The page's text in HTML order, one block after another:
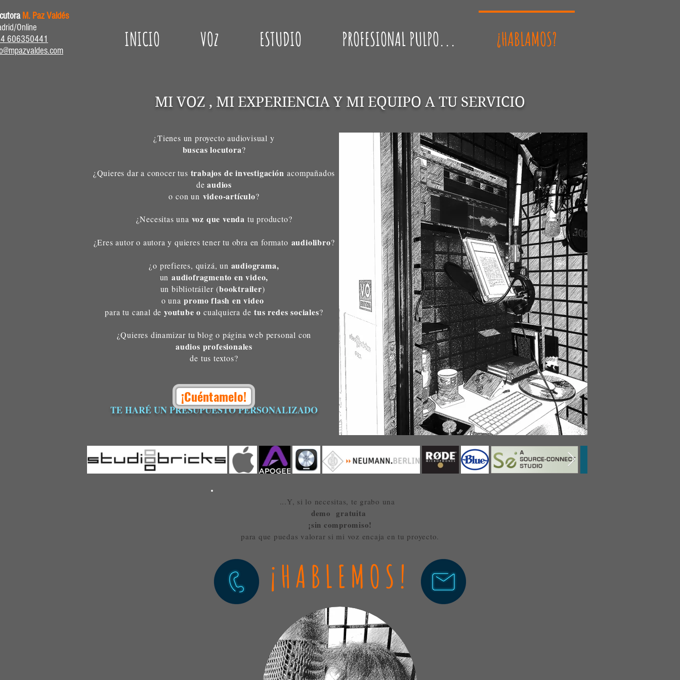
M. Paz Valdés
Online
606350441
INICIO VOz ESTUDIO PROFESIONAL PULPO... ¿HABLAMOS?
MI VOZ , MI EXPERIENCIA Y MI EQUIPO A TU SERVICIO
¿Tienes un proyecto audiovisual y
buscas locutora?
¿Quieres dar a conocer tus trabajos de investigación acompañados
deaudios
o con un video-artículo?
¿Necesitas una voz que venda tu producto?
¿Eres autor o autora y quieres tener tu obra en formato audiolibro?
¿o prefieres, quizá, un audiograma,
unaudiofragmento en video,
un bibliotráiler (booktrailer)
o una promo flash en video
para tu canal de youtube ocualquiera detus redes sociales?
¿Quieres dinamizar tu blog o página web personal con
audios profesionales
de tus textos?
TE HARÉ UN PRESUPUESTO PERSONALIZADO
¡Cuéntamelo!
...Y, si lo necesitas, te grabo una
demo gratuita
¡sin compromiso!
para que puedas valorar si mi voz encaja en tu proyecto.
¡HABLEMOS!